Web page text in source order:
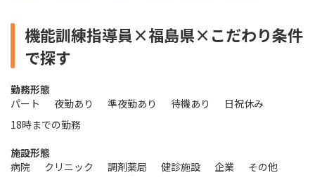
機能訓練指導員×福島県×こだわり条件
で探す
勤務形態
パート
夜勤あり 準夜勤あり 待機あり
日祝休み
18時までの勤務
施設形態
病院
クリニック 調剤薬局 健診施設 企業 その他